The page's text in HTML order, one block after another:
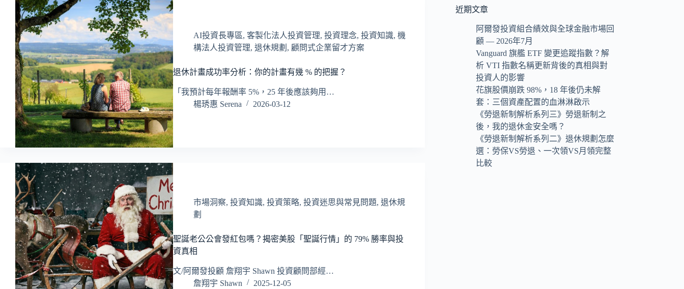
AI投資長專區, 客製化法人投資管理, 投資理念, 投資知識, 機
構法人投資管理, 退休規劃 , 顧問式企業留才方案
退休計畫成功率分析：你的計畫有幾 % 的把握？
「我預計每年報酬率 5%，25 年後應該夠用…
楊琇惠 Serena
2026-03-12
市場洞察, 投資知識, 投資策略, 投資迷思與常見問題, 退休規
劃
聖誕老公公會發紅包嗎？揭密美股「聖誕行情」的 79% 勝率與投
資真相
文/阿爾發投顧 詹翔宇 Shawn 投資顧問部經…
詹翔宇 Shawn
2025-12-05
近期文章
阿爾發投資組合績效與全球金融市場回
顧 — 2026年7月
Vanguard 旗艦 ETF 變更追蹤指數？解
析 VTI 指數名稱更新背後的真相與對
投資人的影響
花旗股價崩跌 98%，18 年後仍未解
套：三個資產配置的血淋淋啟示
《勞退新制解析系列三》勞退新制之
後，我的退休金安全嗎？
《勞退新制解析系列二》退休規劃怎麼
選：勞保VS勞退、一次領VS月領完整
比較